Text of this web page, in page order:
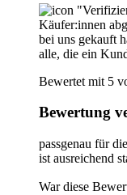
Käufer:innen
bei uns gekauft
alle, die ein
Bewertet mit 5
Bewertung
passgenau für
ist ausreichend
War diese